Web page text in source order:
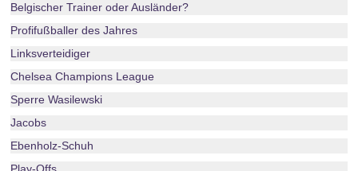
Belgischer Trainer oder Ausländer?
Profifußballer des Jahres
Linksverteidiger
Chelsea Champions League
Sperre Wasilewski
Jacobs
Ebenholz-Schuh